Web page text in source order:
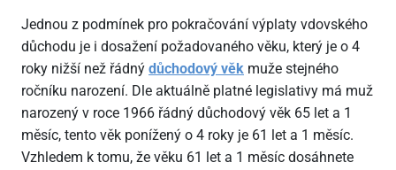
Jednou z podmínek pro pokračování výplaty vdovského
důchodu je i dosažení požadovaného věku, který je o 4
roky nižší než řádný důchodový věk muže stejného
ročníku narození. Dle aktuálně platné legislativy má muž
narozený v roce 1966 řádný důchodový věk 65 let a 1
měsíc, tento věk ponížený o 4 roky je 61 let a 1 měsíc.
Vzhledem k tomu, že věku 61 let a 1 měsíc dosáhnete